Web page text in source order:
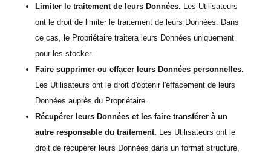
Limiter le traitement de leurs Données. Les Utilisateurs
ont le droit de limiter le traitement de leurs Données. Dans
ce cas, le Propriétaire traitera leurs Données uniquement
pour les stocker.
Faire supprimer ou effacer leurs Données personnelles.
Les Utilisateurs ont le droit d'obtenir l'effacement de leurs
Données auprès du Propriétaire.
Récupérer leurs Données et les faire transférer à un
autre responsable du traitement. Les Utilisateurs ont le
droit de récupérer leurs Données dans un format structuré,